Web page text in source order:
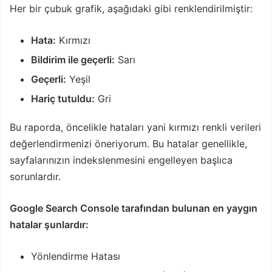
Her bir çubuk grafik, aşağıdaki gibi renklendirilmiştir:
Hata: Kırmızı
Bildirim ile geçerli: Sarı
Geçerli: Yeşil
Hariç tutuldu: Gri
Bu raporda, öncelikle hataları yani kırmızı renkli verileri
değerlendirmenizi öneriyorum. Bu hatalar genellikle,
sayfalarınızın indekslenmesini engelleyen başlıca
sorunlardır.
Google Search Console tarafından bulunan en yaygın
hatalar şunlardır:
Yönlendirme Hatası